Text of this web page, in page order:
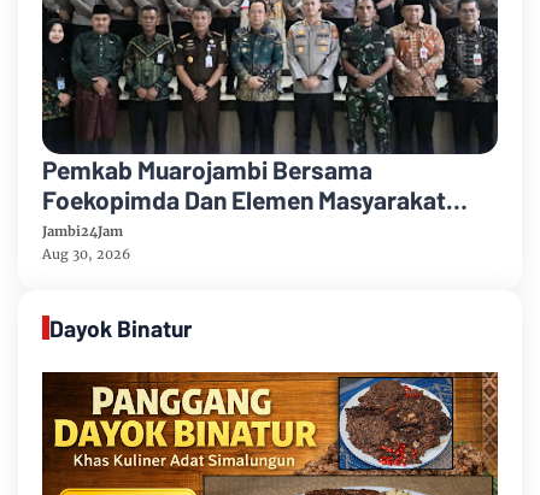
Pemkab Muarojambi Bersama
Foekopimda Dan Elemen Masyarakat
Menyatakan Sikap Dengan Tegas Tolak
Keberadaan Geng Motor
Jambi24Jam
Aug 30, 2026
Dayok Binatur